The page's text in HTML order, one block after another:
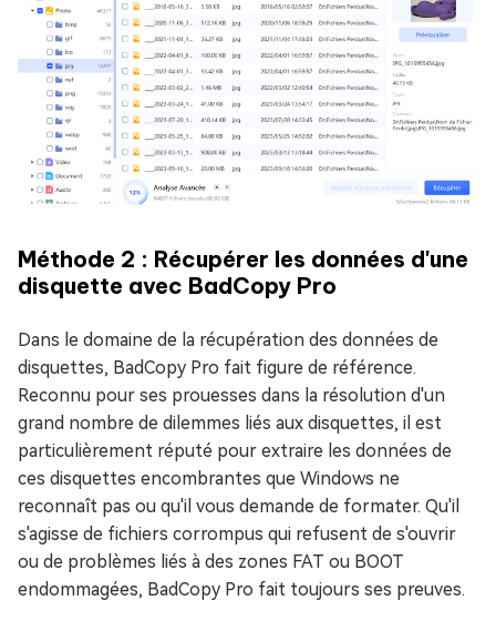
Méthode 2 : Récupérer les données d'une
disquette avec BadCopy Pro
Dans le domaine de la récupération des données de
disquettes, BadCopy Pro fait figure de référence.
Reconnu pour ses prouesses dans la résolution d'un
grand nombre de dilemmes liés aux disquettes, il est
particulièrement réputé pour extraire les données de
ces disquettes encombrantes que Windows ne
reconnaît pas ou qu'il vous demande de formater. Qu'il
s'agisse de fichiers corrompus qui refusent de s'ouvrir
ou de problèmes liés à des zones FAT ou BOOT
endommagées, BadCopy Pro fait toujours ses preuves.